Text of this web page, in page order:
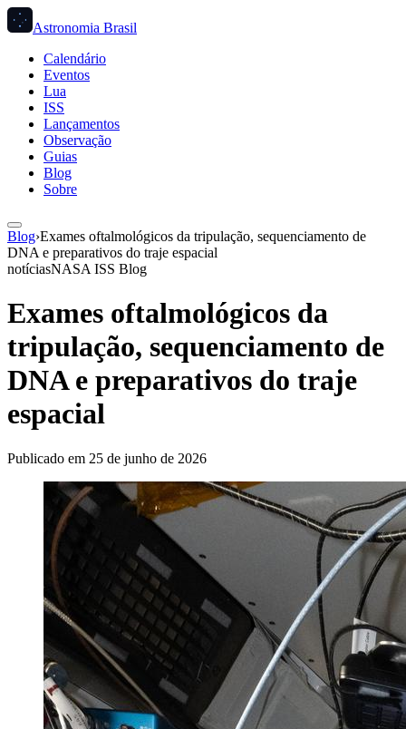
Astronomia Brasil
Calendário
Eventos
Lua
ISS
Lançamentos
Observação
Guias
Blog
Sobre
Blog›Exames oftalmológicos da tripulação, sequenciamento de
DNA e preparativos do traje espacial
notíciasNASA ISS Blog
Exames oftalmológicos da
tripulação, sequenciamento de
DNA e preparativos do traje
espacial
Publicado em 25 de junho de 2026